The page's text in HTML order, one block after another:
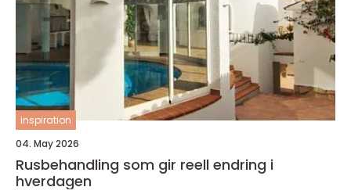
inspiration
04. May 2026
Rusbehandling som gir reell endring i
hverdagen